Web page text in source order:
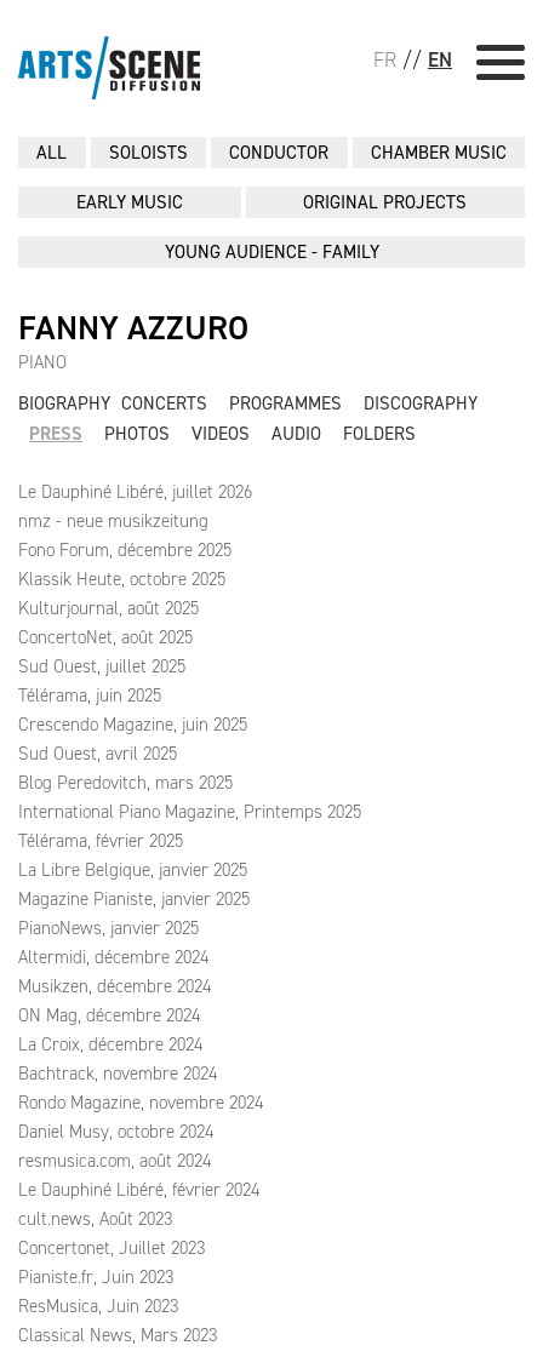
FR // EN
ALL SOLOISTS CONDUCTOR CHAMBER MUSIC
EARLY MUSIC ORIGINAL PROJECTS
YOUNG AUDIENCE - FAMILY
FANNY AZZURO
PIANO
BIOGRAPHY CONCERTS PROGRAMMES
DISCOGRAPHY
PRESS
PHOTOS VIDEOS AUDIO FOLDERS
Le Dauphiné Libéré, juillet 2026
nmz - neue musikzeitung
Fono Forum, décembre 2025
Klassik Heute, octobre 2025
Kulturjournal, août 2025
ConcertoNet, août 2025
Sud Ouest, juillet 2025
Télérama, juin 2025
Crescendo Magazine, juin 2025
Sud Ouest, avril 2025
Blog Peredovitch, mars 2025
International Piano Magazine, Printemps 2025
Télérama, février 2025
La Libre Belgique, janvier 2025
Magazine Pianiste, janvier 2025
PianoNews, janvier 2025
Altermidi, décembre 2024
Musikzen, décembre 2024
ON Mag, décembre 2024
La Croix, décembre 2024
Bachtrack, novembre 2024
Rondo Magazine, novembre 2024
Daniel Musy, octobre 2024
resmusica.com, août 2024
Le Dauphiné Libéré, février 2024
cult.news, Août 2023
Concertonet, Juillet 2023
Pianiste.fr, Juin 2023
ResMusica, Juin 2023
Classical News, Mars 2023